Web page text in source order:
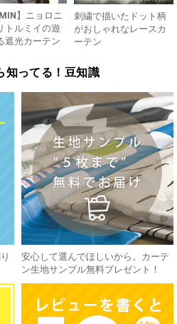
】ニョロニ
トルミイの遊
遮光カーテン
刺繍で描いたドット柄
がおしゃれなレースカ
ーテン
知ってる！豆知識
安心して選んでほしいから。カーテ
ン生地サンプル無料プレゼント！